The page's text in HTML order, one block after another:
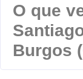
O que
Burgos